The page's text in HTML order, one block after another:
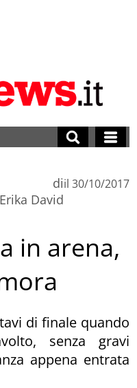
di
Erika David
il 30/10/2017
in arena,
di finale quando
senza gravi
appena entrata